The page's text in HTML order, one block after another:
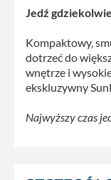
Jedź
Kompaktowy,
dotrzeć do
wnętrze i
ekskluzywny
Najwyższy czas